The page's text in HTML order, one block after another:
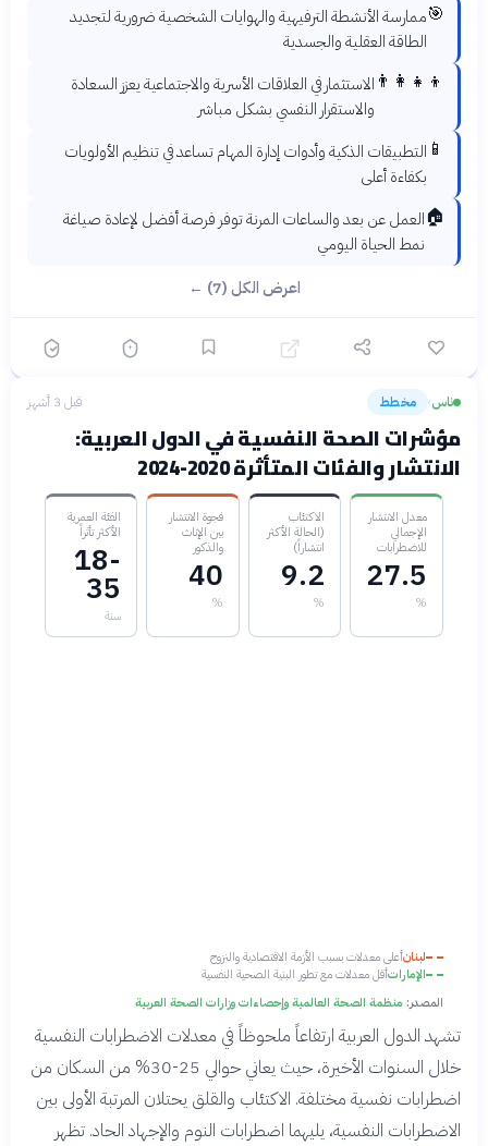
🎯ممارسة الأنشطة الترفيهية والهوايات الشخصية ضرورية لتجديد
الطاقة العقلية والجسدية
👨‍👩‍👧‍👦 الاستثمار في العلاقات الأسرية والاجتماعية يعزز السعادة
والاستقرار النفسي بشكل مباشر
📱 التطبيقات الذكية وأدوات إدارة المهام تساعد في تنظيم الأولويات
بكفاءة أعلى
🏠العمل عن بعد والساعات المرنة توفر فرصة أفضل لإعادة صياغة
نمط الحياة اليومي
اعرض الكل (7) ←
ناس› مخطط قبل 3 أشهر
مؤشرات الصحة النفسية في الدول العربية:
الانتشار والفئات المتأثرة 2020-2024
معدل الانتشار
الإجمالي
للاضطرابات
27.5
%
الاكتئاب
(الحالة الأكثر
انتشاراً)
9.2
%
فجوة الانتشار
بين الإناث
والذكور
40
%
الفئة العمرية
الأكثر تأثراً
18-
35
سنة
لبنانأعلى معدلات بسبب الأزمة الاقتصادية والنزوح
الإماراتأقل معدلات مع تطور البنية الصحية النفسية
المصدر: منظمة الصحة العالمية وإحصاءات وزارات الصحة العربية
تشهد الدول العربية ارتفاعاً ملحوظاً في معدلات الاضطرابات النفسية
خلال السنوات الأخيرة، حيث يعاني حوالي 25-30% من السكان من
اضطرابات نفسية مختلفة. الاكتئاب والقلق يحتلان المرتبة الأولى بين
الاضطرابات النفسية، يليهما اضطرابات النوم والإجهاد الحاد. تظهر